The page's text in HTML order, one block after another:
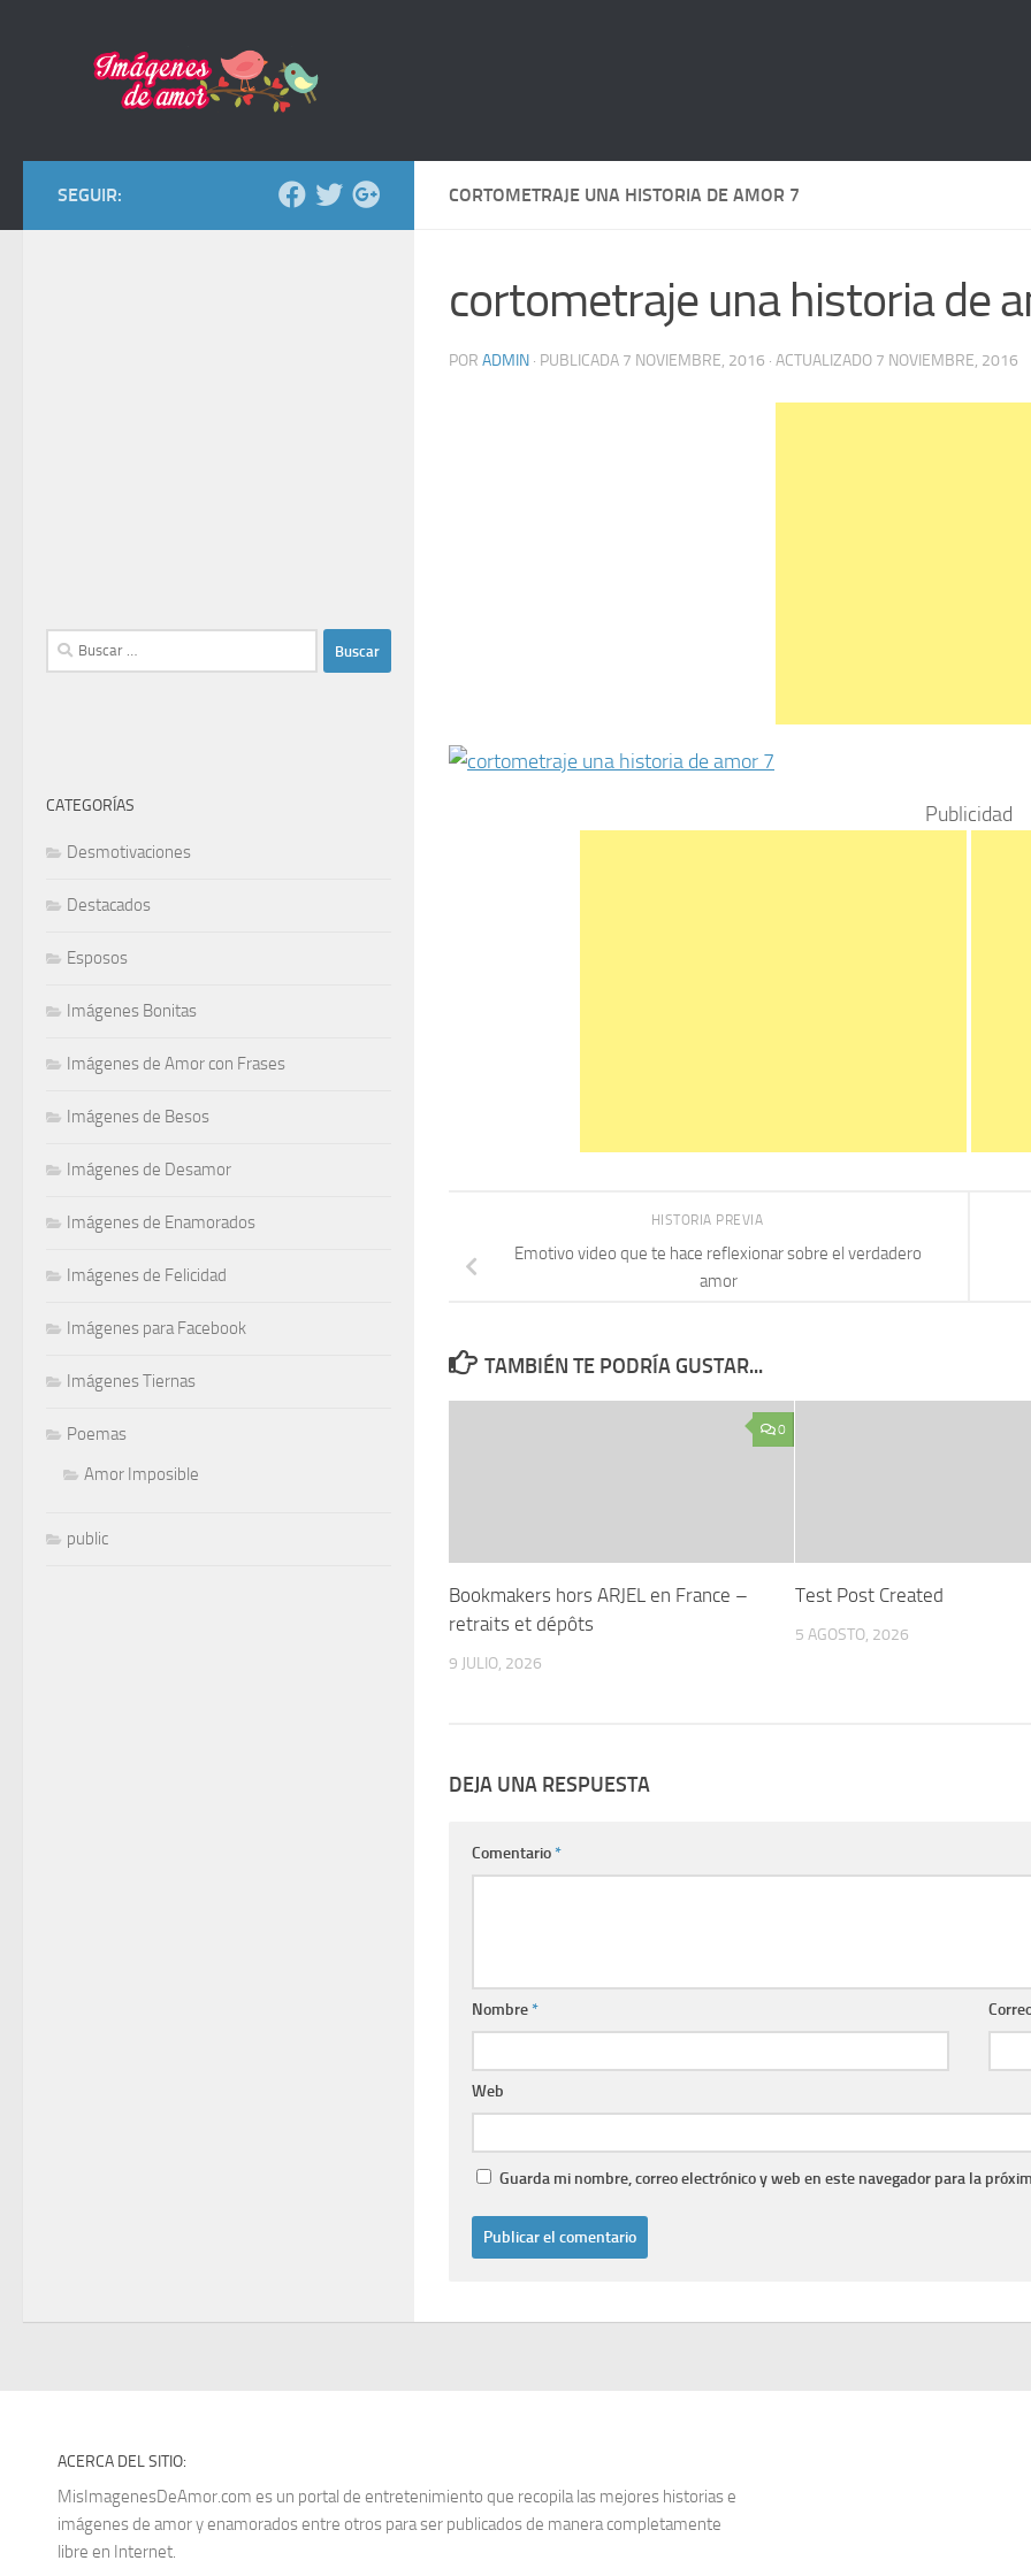
CORTOMETRAJE UNA HISTORIA DE AMOR 7
cortometraje una historia de
POR ADMIN · PUBLICADA 7 NOVIEMBRE, 2016 · ACTUALIZADO 7 NOVIEMBRE, 2016
Publicidad
HISTORIA PREVIA
Emotivo video que te hace reflexionar sobre el verdadero
amor
TAMBIÉN TE PODRÍA GUSTAR...
0
Bookmakers hors ARJEL en France –
retraits et dépôts
9 JULIO, 2026
Test Post Created
5 AGOSTO, 2026
DEJA UNA RESPUESTA
Comentario*
Nombre*
Web
Guarda mi nombre, correo electrónico y web en este navegador para la
SEGUIR:
Buscar:
CATEGORÍAS
Desmotivaciones
Destacados
Esposos
Imágenes Bonitas
Imágenes de Amor con Frases
Imágenes de Besos
Imágenes de Desamor
Imágenes de Enamorados
Imágenes de Felicidad
Imágenes para Facebook
Imágenes Tiernas
Poemas
Amor Imposible
public
ACERCA DEL SITIO:
MisImagenesDeAmor.com es un portal de entretenimiento que recopila las mejores historias e
imágenes de amor y enamorados entre otros para ser publicados de manera completamente
libre en Internet.